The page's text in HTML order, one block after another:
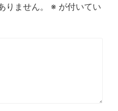
りません。 ※ が付いてい